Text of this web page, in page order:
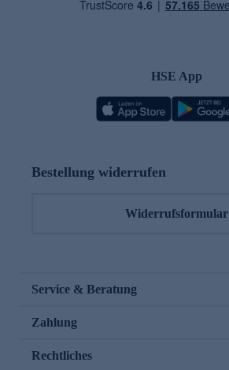
HSE App
Bestellung widerrufen
Widerrufsformular
Service & Beratung
Zahlung
Rechtliches